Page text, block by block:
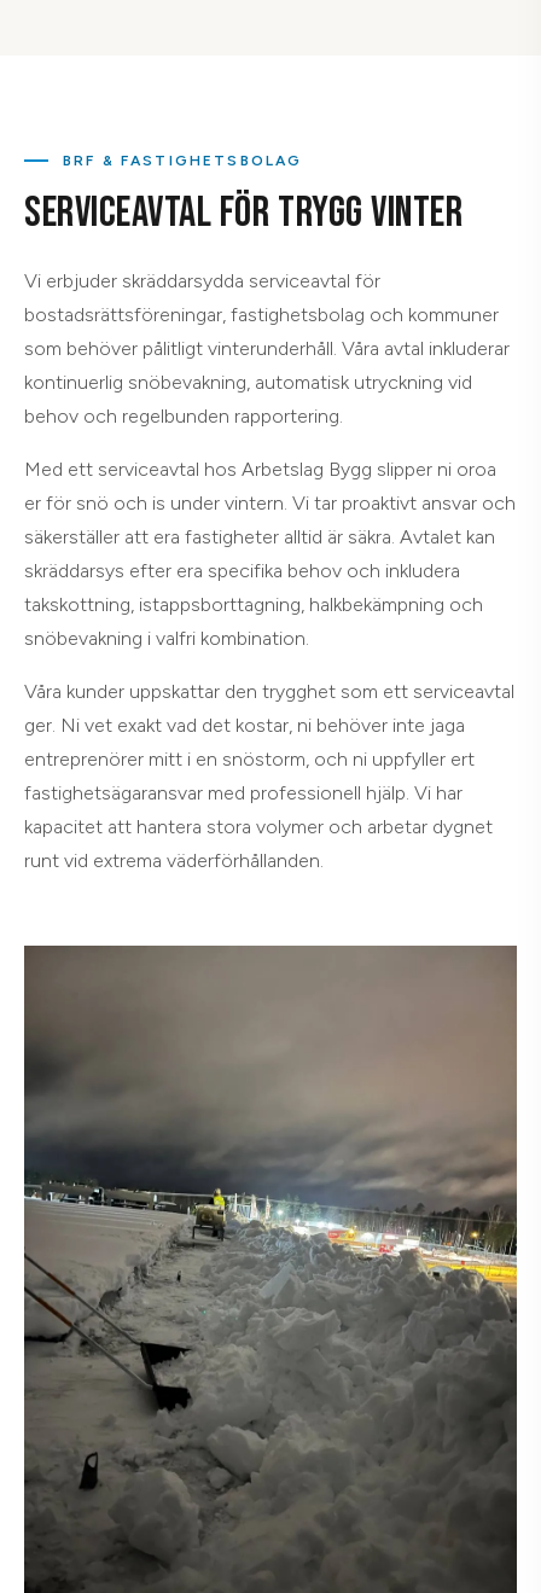
BRF & FASTIGHETSBOLAG
SERVICEAVTAL FÖR TRYGG VINTER
Vi erbjuder skräddarsydda serviceavtal för
bostadsrättsföreningar, fastighetsbolag och kommuner
som behöver pålitligt vinterunderhåll. Våra avtal inkluderar
kontinuerlig snöbevakning, automatisk utryckning vid
behov och regelbunden rapportering.
Med ett serviceavtal hos Arbetslag Bygg slipper ni oroa
er för snö och is under vintern. Vi tar proaktivt ansvar och
säkerställer att era fastigheter alltid är säkra. Avtalet kan
skräddarsys efter era specifika behov och inkludera
takskottning, istappsborttagning, halkbekämpning och
snöbevakning i valfri kombination.
Våra kunder uppskattar den trygghet som ett serviceavtal
ger. Ni vet exakt vad det kostar, ni behöver inte jaga
entreprenörer mitt i en snöstorm, och ni uppfyller ert
fastighetsägaransvar med professionell hjälp. Vi har
kapacitet att hantera stora volymer och arbetar dygnet
runt vid extrema väderförhållanden.